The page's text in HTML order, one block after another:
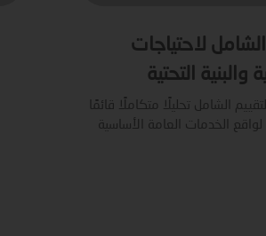
الشامل لاحتياجات
والبنية التحتية
الشامل تحليلًا متكاملًا قائمًا
لواقع الخدمات العامة الأساسية